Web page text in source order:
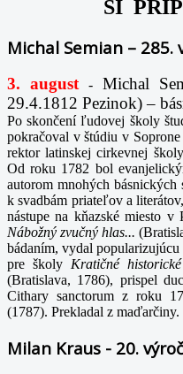
SI
Michal Semian –
3. august -Michal
29.4.1812 Pezinok) –
Po skončení ľudovej školy
pokračoval v štúdiu v
rektor latinskej cirkevnej
Od roku 1782 bol
autorom mnohých
k svadbám priateľov a
nástupe na kňazské miesto
Nábožný zvučný hlas...
bádaním, vydal
pre školy Kratičné
(Bratislava, 1786), prispel
Cithary sanctorum z roku
(1787). Prekladal z maďarčiny.
Milan Kraus - 20.